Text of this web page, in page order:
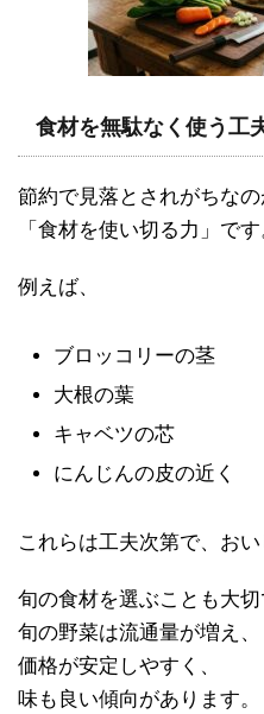
食材を無駄なく使う工
節約で見落とされがちなの
「食材を使い切る力」です
例えば、
ブロッコリーの茎
大根の葉
キャベツの芯
にんじんの皮の近く
これらは工夫次第で、おい
旬の食材を選ぶことも大切
旬の野菜は流通量が増え、
価格が安定しやすく、
味も良い傾向があります。